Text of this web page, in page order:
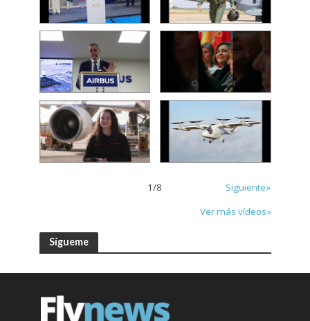
1/8
Siguiente»
Ver más vídeos»
Sígueme